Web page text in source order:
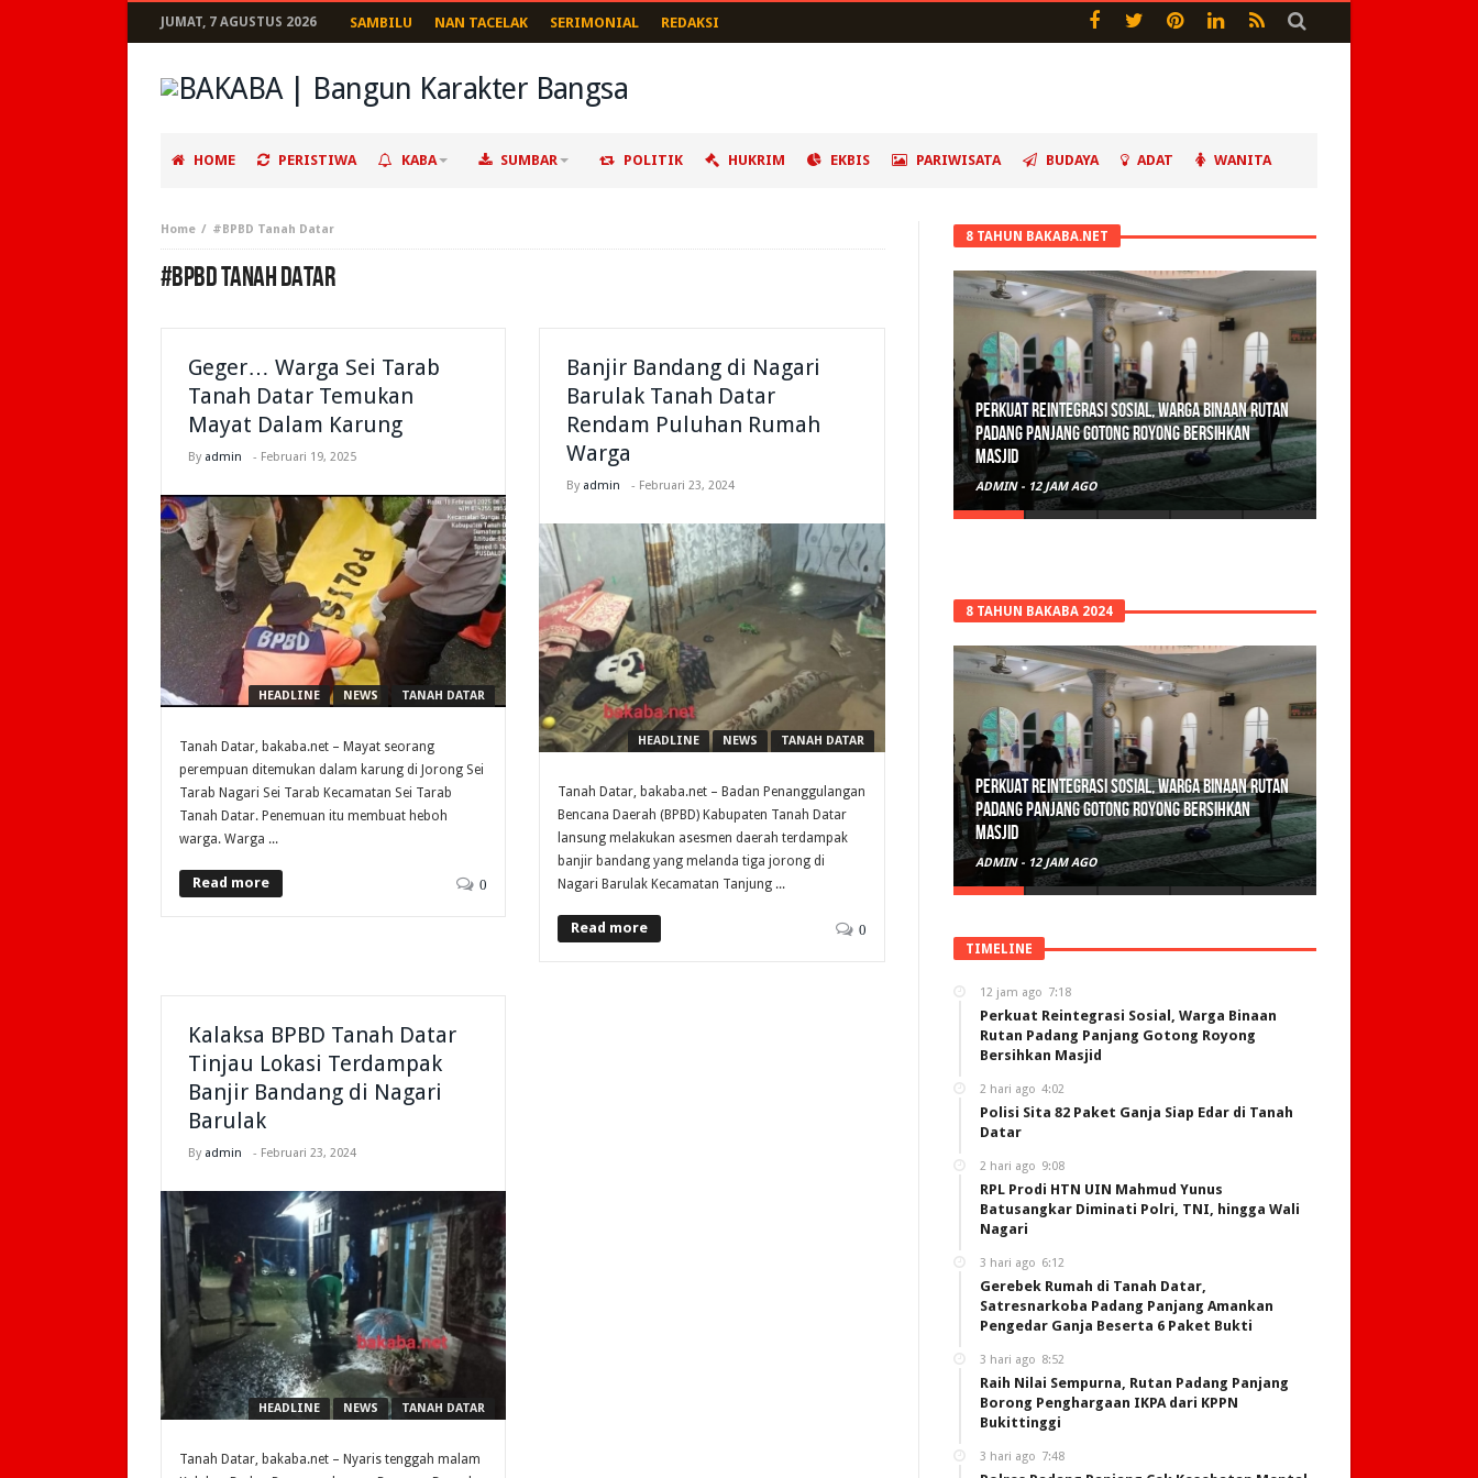
JUMAT, 7 AGUSTUS 2026 SAMBILU NAN TACELAK SERIMONIAL REDAKSI
HOME PERISTIWA KABA SUMBAR POLITIK HUKRIM EKBIS PARIWISATA BUDAYA ADAT WANITA
Home #BPBD Tanah Datar
#BPBD TANAH DATAR
Geger… Warga Sei Tarab
Tanah Datar Temukan
Mayat Dalam Karung
By admin - Februari 19, 2025
HEADLINE NEWS TANAH DATAR
Tanah Datar, bakaba.net – Mayat seorang
perempuan ditemukan dalam karung di Jorong Sei
Tarab Nagari Sei Tarab Kecamatan Sei Tarab
Tanah Datar. Penemuan itu membuat heboh
warga. Warga ...
Read more 0
Banjir Bandang di Nagari
Barulak Tanah Datar
Rendam Puluhan Rumah
Warga
By admin - Februari 23, 2024
HEADLINE NEWS TANAH DATAR
Tanah Datar, bakaba.net – Badan Penanggulangan
Bencana Daerah (BPBD) Kabupaten Tanah Datar
lansung melakukan asesmen daerah terdampak
banjir bandang yang melanda tiga jorong di
Nagari Barulak Kecamatan Tanjung ...
Read more 0
Kalaksa BPBD Tanah Datar
Tinjau Lokasi Terdampak
Banjir Bandang di Nagari
Barulak
By admin - Februari 23, 2024
HEADLINE NEWS TANAH DATAR
Tanah Datar, bakaba.net – Nyaris tenggah malam
8 TAHUN BAKABA.NET
Perkuat Reintegrasi Sosial, Warga Binaan Rutan
Padang Panjang Gotong Royong Bersihkan
Masjid
ADMIN - 12 JAM AGO
8 TAHUN BAKABA 2024
Perkuat Reintegrasi Sosial, Warga Binaan Rutan
Padang Panjang Gotong Royong Bersihkan
Masjid
ADMIN - 12 JAM AGO
TIMELINE
12 jam ago 7:18
Perkuat Reintegrasi Sosial, Warga Binaan
Rutan Padang Panjang Gotong Royong
Bersihkan Masjid
2 hari ago 4:02
Polisi Sita 82 Paket Ganja Siap Edar di Tanah
Datar
2 hari ago 9:08
RPL Prodi HTN UIN Mahmud Yunus
Batusangkar Diminati Polri, TNI, hingga Wali
Nagari
3 hari ago 6:12
Gerebek Rumah di Tanah Datar,
Satresnarkoba Padang Panjang Amankan
Pengedar Ganja Beserta 6 Paket Bukti
3 hari ago 8:52
Raih Nilai Sempurna, Rutan Padang Panjang
Borong Penghargaan IKPA dari KPPN
Bukittinggi
3 hari ago 7:48